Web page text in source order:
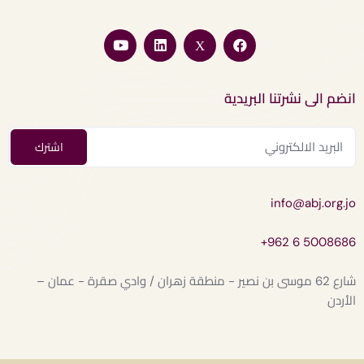
انضم الى نشرتنا البريدية
info@abj.org.jo
+962 6 5008686
شارع 62 موسى بن نصير - منطقة زهران / وادي صقرة - عمان –
الأردن